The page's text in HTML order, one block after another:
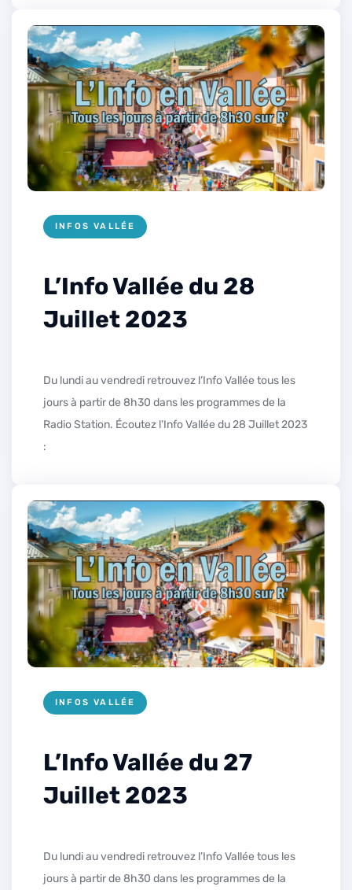
INFOS VALLÉE
L’Info Vallée du 28
Juillet 2023
Du lundi au vendredi retrouvez l’Info Vallée tous les
jours à partir de 8h30 dans les programmes de la
Radio Station. Écoutez l’Info Vallée du 28 Juillet 2023
:
INFOS VALLÉE
L’Info Vallée du 27
Juillet 2023
Du lundi au vendredi retrouvez l’Info Vallée tous les
jours à partir de 8h30 dans les programmes de la